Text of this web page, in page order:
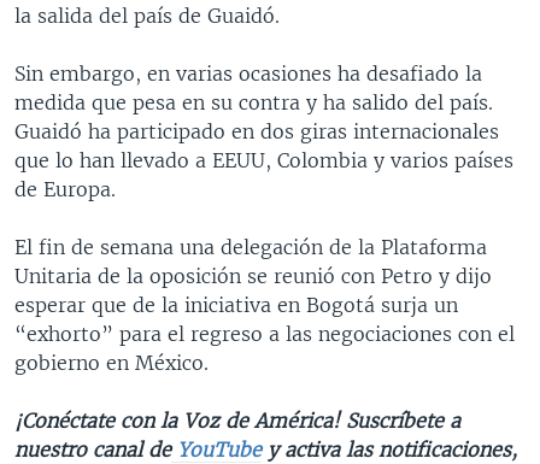
la salida del país de Guaidó.
Sin embargo, en varias ocasiones ha desafiado la
medida que pesa en su contra y ha salido del país.
Guaidó ha participado en dos giras internacionales
que lo han llevado a EEUU, Colombia y varios países
de Europa.
El fin de semana una delegación de la Plataforma
Unitaria de la oposición se reunió con Petro y dijo
esperar que de la iniciativa en Bogotá surja un
“exhorto” para el regreso a las negociaciones con el
gobierno en México.
¡Conéctate con la Voz de América! Suscríbete a
nuestro canal deYouTubey activa las notificaciones,